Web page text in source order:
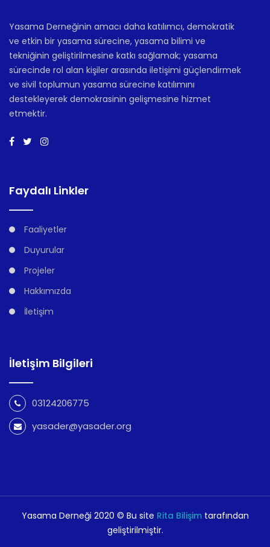
Yasama Derneğinin amacı daha katılımcı, demokratik
ve etkin bir yasama sürecine, yasama bilimi ve
tekniğinin geliştirilmesine katkı sağlamak; yasama
sürecinde rol alan kişiler arasında iletişimi güçlendirmek
ve sivil toplumun yasama sürecine katılımını
destekleyerek demokrasinin gelişmesine hizmet
etmektir.
Faydalı Linkler
Faaliyetler
Duyurular
Projeler
Hakkımızda
İletişim
İletişim Bilgileri
03124206775
yasader@yasader.org
Yasama Derneği 2020 © Bu site Rita Bilişimtarafından
geliştirilmiştir.